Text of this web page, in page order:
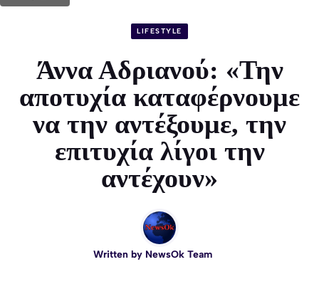
LIFESTYLE
Άννα Αδριανού: «Την
αποτυχία καταφέρνουμε
να την αντέξουμε, την
επιτυχία λίγοι την
αντέχουν»
Written by NewsOk Team